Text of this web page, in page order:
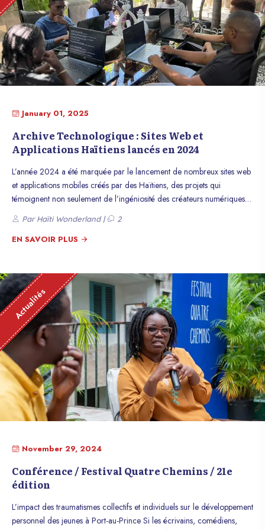
January 01, 2025
Archive Technologique : Sites Web et
Applications Haïtiens lancés en 2024
L’année 2024 a été marquée par le lancement de nombreux sites web
et applications mobiles créés par des Haïtiens, des projets qui
témoignent non seulement de l’ingéniosité des créateurs numériques
haïtiens, mais aussi de leur profond amour pour Haïti. Voici un tour
d’horizon des projets les plus remarquables, symboles de l’ingéniosité
et de la créativité haïtiennes.
Par Haïti Wonderland | 2
EN SAVOIR PLUS
Actualités
November 29, 2024
Conférence / Festival Quatre Chemins / 21e
édition
L’impact des traumatismes collectifs et individuels sur le développement
personnel des jeunes à Port-au-Prince Si les écrivains, comédiens,